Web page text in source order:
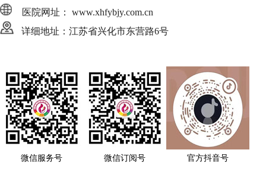
医院网址： www.xhfybjy.com.cn
详细地址：江苏省兴化市东营路6号
微信服务号 微信订阅号 官方抖音号